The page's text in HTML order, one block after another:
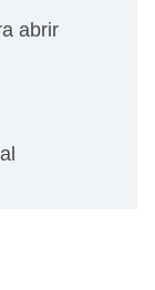
abrir